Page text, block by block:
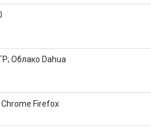
Облако Dahua
Chrome Firefox